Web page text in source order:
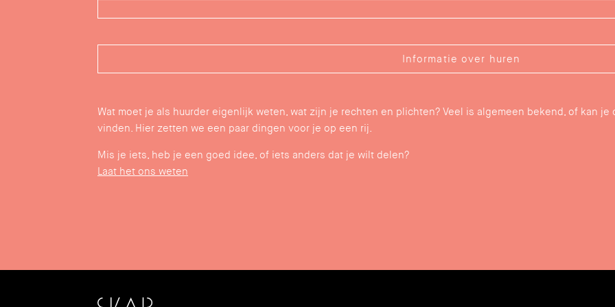
Informatie over huren
Wat moet je als huurder eigenlijk weten, wat zijn je rechten en plichten? Veel is algemeen bekend, of kan
vinden. Hier zetten we een paar dingen voor je op een rij.
Mis je iets, heb je een goed idee, of iets anders dat je wilt delen?
Laat het ons weten
SKAR